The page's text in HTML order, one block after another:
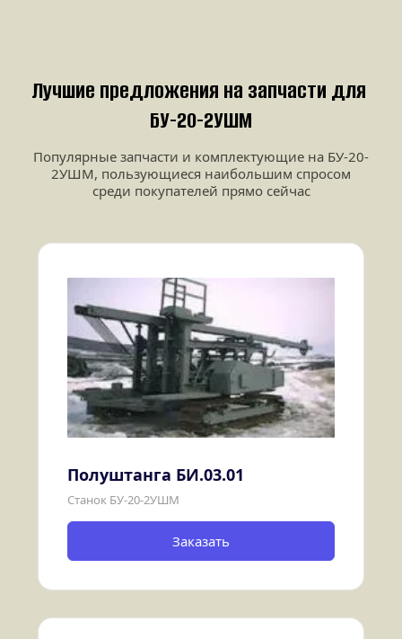
Лучшие предложения на запчасти для
БУ-20-2УШМ
Популярные запчасти и комплектующие на БУ-20-
2УШМ, пользующиеся наибольшим спросом
среди покупателей прямо сейчас
Полуштанга БИ.03.01
Станок БУ-20-2УШМ
Заказать